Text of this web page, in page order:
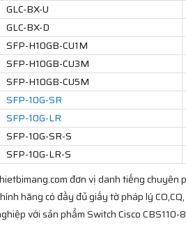
GLC-BX-U
GLC-BX-D
SFP-H10GB-CU1M
SFP-H10GB-CU3M
SFP-H10GB-CU5M
SFP-10G-SR
SFP-10G-LR
SFP-10G-SR-S
SFP-10G-LR-S
đơn vị danh tiếng chuyên
hãng có đầy đủ giấy tờ pháp lý
với sản phẩm Switch Cisco